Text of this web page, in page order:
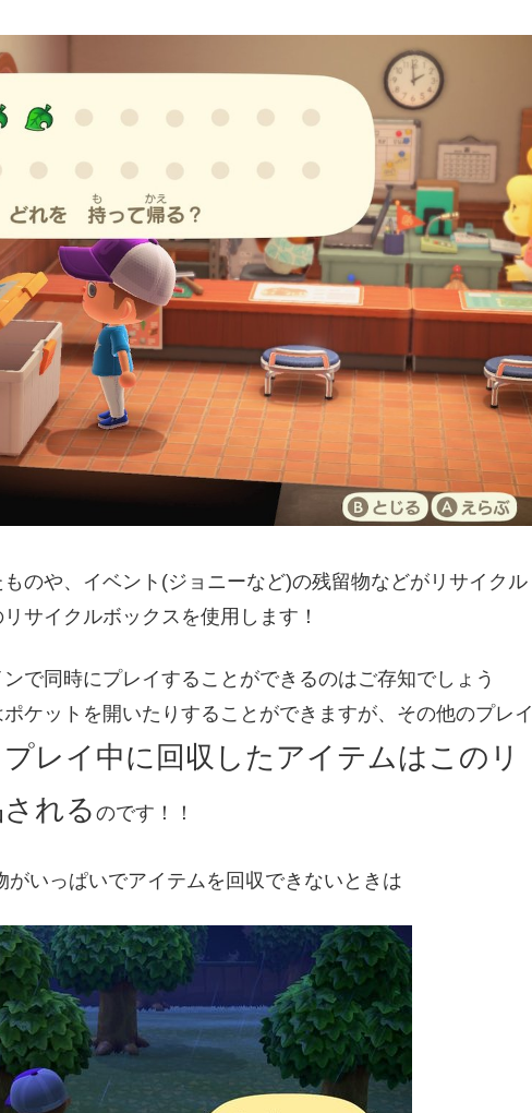
のや、イベント(ジョニーなど)の残留物などがリサイクル
サイクルボックスを使用します！
で同時にプレイすることができるのはご存知でしょう
ケットを開いたりすることができますが、その他のプレイ
プレイ中に回収したアイテムはこのリ
れる のです！！
いっぱいでアイテムを回収できないときは